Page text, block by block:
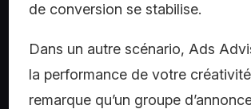
de conversion se stabilise.
Dans un autre scénario, Ads
la performance de votre
remarque qu’un groupe